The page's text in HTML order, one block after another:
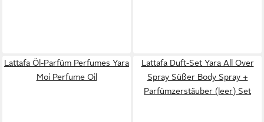
Lattafa Öl-Parfüm Perfumes Yara
Moi Perfume Oil
Lattafa Duft-Set Yara All Over
Spray Süßer Body Spray +
Parfümzerstäuber (leer) Set